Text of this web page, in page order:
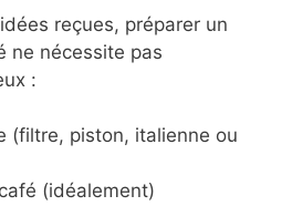
reçues, préparer un
ne nécessite pas
:
(filtre, piston, italienne ou
(idéalement)